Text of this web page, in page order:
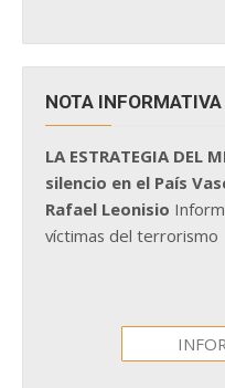
NOTA INFORMATIVA
LA ESTRATEGIA DEL
silencio en el País
Rafael Leonisio
víctimas del terrorismo